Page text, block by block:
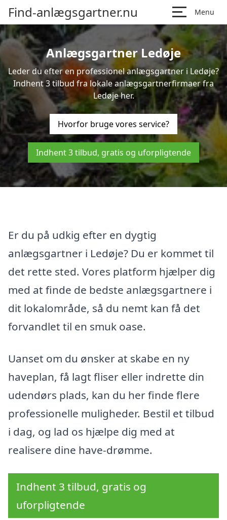
Find-anlægsgartner.nu Menu
Anlægsgartner Ledøje
Leder du efter en professionel anlægsgartner i Ledøje?
Indhent 3 tilbud fra lokale anlægsgartnerfirmaer fra
Ledøje her.
Hvorfor bruge vores service?
Indhent 3 tilbud, gratis og uforpligtende
Er du på udkig efter en dygtig
anlægsgartner i Ledøje? Du er kommet til
det rette sted. Vores platform hjælper dig
med at finde de bedste anlægsgartnere i
dit lokalområde, så du nemt kan få det
forvandlet til en smuk oase.
Uanset om du ønsker at skabe en ny
haveplan, få lagt fliser eller indrette din
udendørs plads, kan du her finde flere
professionelle muligheder. Bestil et tilbud
i dag, og lad os hjælpe dig med at
realisere dine have-drømme.
Indhent 3 tilbud, gratis og
uforpligtende